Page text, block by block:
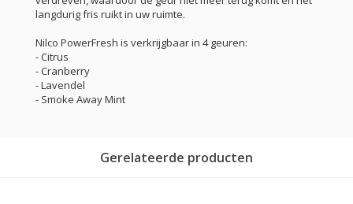
langdurig fris ruikt in uw ruimte.
Nilco PowerFresh is verkrijgbaar in 4 geuren:
- Citrus
- Cranberry
- Lavendel
- Smoke Away Mint
Gerelateerde producten